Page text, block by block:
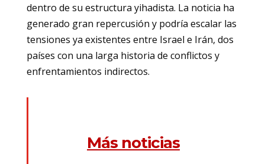
dentro de su estructura yihadista. La noticia ha
generado gran repercusión y podría escalar las
tensiones ya existentes entre Israel e Irán, dos
países con una larga historia de conflictos y
enfrentamientos indirectos.
Más noticias